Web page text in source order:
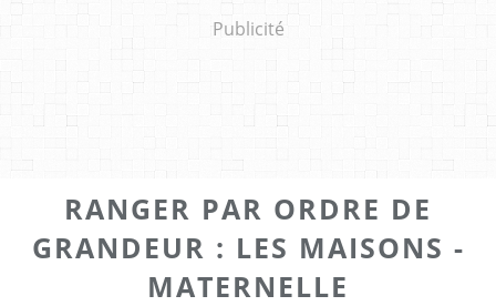
Publicité
RANGER PAR ORDRE DE
GRANDEUR : LES MAISONS -
MATERNELLE